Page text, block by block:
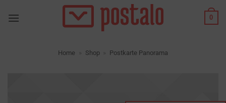
Inhalt
0
Home Shop Postkarte Panorama